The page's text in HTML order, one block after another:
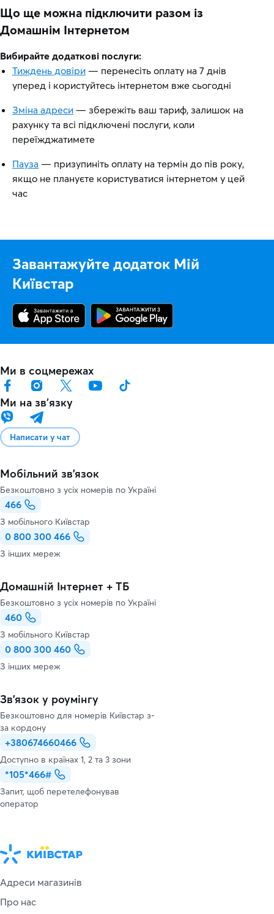
Що ще можна підключити разом із
Домашнім Інтернетом
Вибирайте додаткові послуги:
Тиждень довіри — перенесіть оплату на 7 днів
уперед і користуйтесь інтернетом вже сьогодні
Зміна адреси — збережіть ваш тариф, залишок на
рахунку та всі підключені послуги, коли
переїжджатимете
Пауза — призупиніть оплату на термін до пів року,
якщо не плануєте користуватися інтернетом у цей
час
Завантажуйте додаток Мій
Київстар
Ми в соцмережах
Ми на звʼязку
Написати у чат
Мобільний зв'язок
Безкоштовно з усіх номерів по Україні
466
З мобільного Київстар
0 800 300 466
З інших мереж
Домашній Інтернет + ТБ
Безкоштовно з усіх номерів по Україні
460
З мобільного Київстар
0 800 300 460
З інших мереж
Зв’язок у роумінгу
Безкоштовно для номерів Київстар з-
за кордону
+380674660466
Доступно в країнах 1, 2 та 3 зони
*105*466#
Запит, щоб перетелефонував
оператор
Адреси магазинів
Про нас